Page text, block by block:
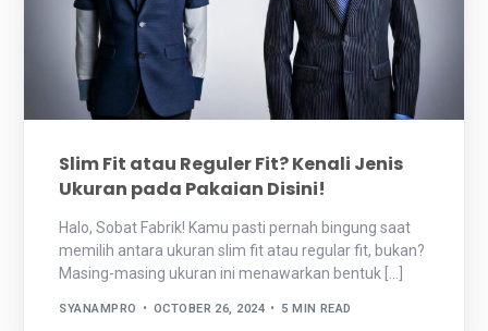
Slim Fit atau Reguler Fit? Kenali Jenis
Ukuran pada Pakaian Disini!
Halo, Sobat Fabrik! Kamu pasti pernah bingung saat
memilih antara ukuran slim fit atau regular fit, bukan?
Masing-masing ukuran ini menawarkan bentuk […]
SYANAMPRO OCTOBER 26, 2024 5 MIN READ